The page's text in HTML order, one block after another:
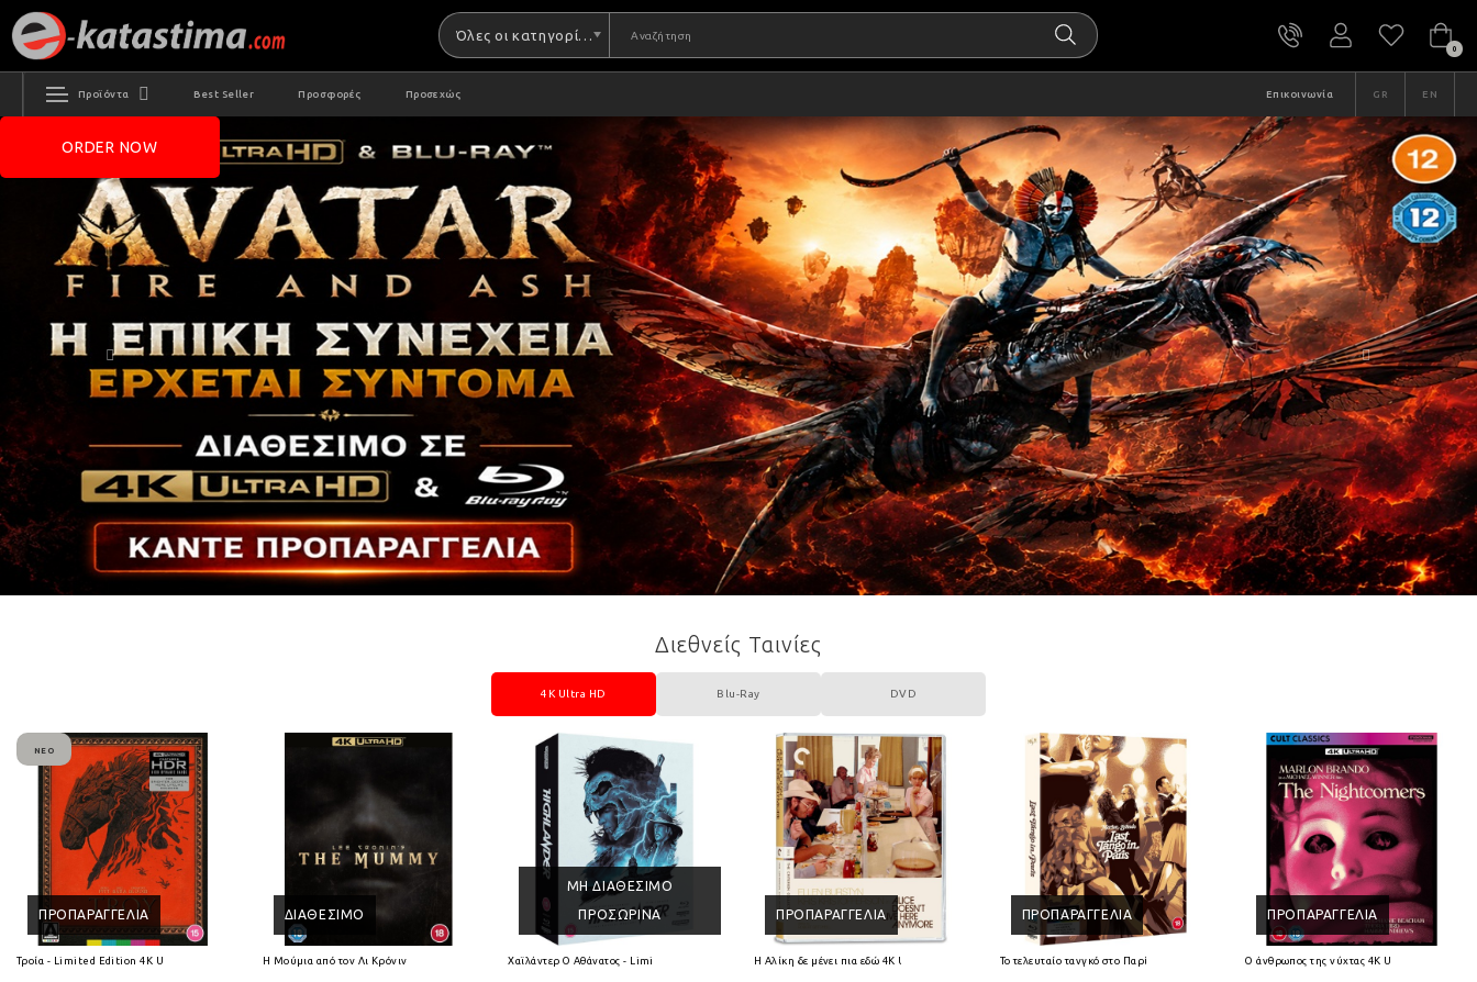
Όλες οι κατηγορίες
0
Προϊόντα Best Seller Προσφορές Προσεχώς Επικοινωνία GR EN
ORDER NOW
Διεθνείς Ταινίες
4K Ultra HD Blu-Ray DVD
ΠΡΟΠΑΡΑΓΓΕΛΊΑ
ΝΈΟ
Τροία - Limited Edition 4K Ultra HD
ΔΙΑΘΈΣΙΜΟ
Η Μούμια από τον Λι Κρόνιν (2026) 4K Ultra HD
ΜΗ ΔΙΑΘΈΣΙΜΟ
ΠΡΟΣΩΡΙΝΆ
Χαϊλάντερ Ο Αθάνατος - Limited Collectors Edition 4K Ultra HD + Blu-Ray
ΠΡΟΠΑΡΑΓΓΕΛΊΑ
Η Αλίκη δε μένει πια εδώ 4K Ultra HD + Blu-Ray
ΠΡΟΠΑΡΑΓΓΕΛΊΑ
Το τελευταίο τανγκό στο Παρίσι 4K Ultra HD + Blu-Ray
ΠΡΟΠΑΡΑΓΓΕΛΊΑ
Ο άνθρωπος της νύχτας 4K Ultra HD